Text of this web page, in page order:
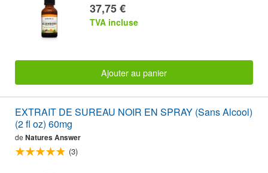
37,75 €
TVA incluse
Ajouter au panier
EXTRAIT DE SUREAU NOIR EN SPRAY (Sans Alcool)
(2 fl oz) 60mg
de Natures Answer
(3)